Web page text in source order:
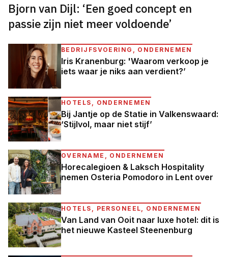
Bjorn van Dijl: ‘Een goed concept en
passie zijn niet meer voldoende’
BEDRIJFSVOERING, ONDERNEMEN
Iris Kranenburg: 'Waarom verkoop je
iets waar je niks aan verdient?’
HOTELS, ONDERNEMEN
Bij Jantje op de Statie in Valkenswaard:
‘Stijlvol, maar niet stijf’
OVERNAME, ONDERNEMEN
Horecalegioen & Laksch Hospitality
nemen Osteria Pomodoro in Lent over
HOTELS, PERSONEEL, ONDERNEMEN
Van Land van Ooit naar luxe hotel: dit is
het nieuwe Kasteel Steenenburg